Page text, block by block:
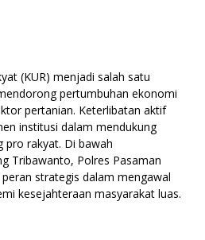
(KUR) menjadi salah satu
pertumbuhan ekonomi
pertanian. Keterlibatan aktif
institusi dalam mendukung
pro rakyat. Di bawah
Tribawanto, Polres Pasaman
strategis dalam mengawal
kesejahteraan masyarakat luas.